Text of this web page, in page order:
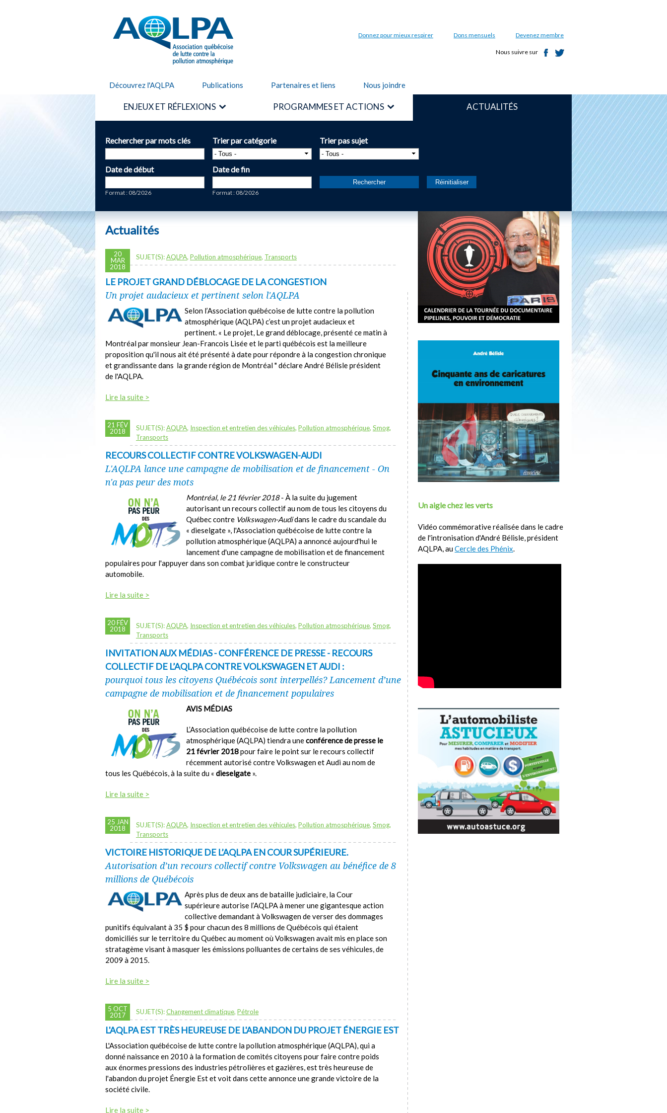
AQLPA Donnez pour mieux respirer Dons mensuels Devenez membre
Nous suivre sur
Découvrez l'AQLPA Publications Partenaires et liens Nous joindre
ENJEUX ET RÉFLEXIONS PROGRAMMES ET ACTIONS ACTUALITÉS
Rechercher par mots clés Trier par catégorie Trier pas sujet
Date de début
Format : 08/2026
Date de fin
Format : 08/2026
Actualités
20
MAR
2018
SUJET(S):AQLPA, Pollution atmosphérique, Transports
LE PROJET GRAND DÉBLOCAGE DE LA CONGESTION
Un projet audacieux et pertinent selon l'AQLPA
Selon l’Association québécoise de lutte contre la pollution
atmosphérique (AQLPA) c’est un projet audacieux et
pertinent. « Le projet, Le grand déblocage, présenté ce matin à
Montréal par monsieur Jean-Francois Lisée et le parti québécois est la meilleure
proposition qu'il nous ait été présenté à date pour répondre à la congestion chronique
et grandissante dans la grande région de Montréal " déclare André Bélisle président
de l'AQLPA.
Lire la suite >
21 FÉV
2018
SUJET(S):AQLPA, Inspection et entretien des véhicules, Pollution atmosphérique, Smog,
Transports
RECOURS COLLECTIF CONTRE VOLKSWAGEN-AUDI
L'AQLPA lance une campagne de mobilisation et de financement - On
n'a pas peur des mots
Montréal, le 21 février 2018- À la suite du jugement
autorisant un recours collectif au nom de tous les citoyens du
Québec contre Volkswagen-Audidans le cadre du scandale du
« dieselgate », l'Association québécoise de lutte contre la
pollution atmosphérique (AQLPA) a annoncé aujourd'hui le
lancement d'une campagne de mobilisation et de financement
populaires pour l'appuyer dans son combat juridique contre le constructeur
automobile.
Lire la suite >
20 FÉV
2018
SUJET(S):AQLPA, Inspection et entretien des véhicules, Pollution atmosphérique, Smog,
Transports
INVITATION AUX MÉDIAS - CONFÉRENCE DE PRESSE - RECOURS
COLLECTIF DE L’AQLPA CONTRE VOLKSWAGEN ET AUDI :
pourquoi tous les citoyens Québécois sont interpellés? Lancement d’une
campagne de mobilisation et de financement populaires
AVIS MÉDIAS
L’Association québécoise de lutte contre la pollution
atmosphérique (AQLPA) tiendra uneconférence de presse le
21 février 2018pour faire le point sur le recours collectif
récemment autorisé contre Volkswagen et Audi au nom de
tous les Québécois, à la suite du « dieselgate ».
Lire la suite >
25 JAN
2018
SUJET(S):AQLPA, Inspection et entretien des véhicules, Pollution atmosphérique, Smog,
Transports
VICTOIRE HISTORIQUE DE L’AQLPA EN COUR SUPÉRIEURE.
Autorisation d’un recours collectif contre Volkswagen au bénéfice de 8
millions de Québécois
Après plus de deux ans de bataille judiciaire, la Cour
supérieure autorise l’AQLPA à mener une gigantesque action
collective demandant à Volkswagen de verser des dommages
punitifs équivalant à 35 $ pour chacun des 8 millions de Québécois qui étaient
domiciliés sur le territoire du Québec au moment où Volkswagen avait mis en place son
stratagème visant à masquer les émissions polluantes de certains de ses véhicules, de
2009 à 2015.
Lire la suite >
5 OCT
2017
SUJET(S):Changement climatique, Pétrole
L'AQLPA EST TRÈS HEUREUSE DE L'ABANDON DU PROJET ÉNERGIE EST
L'Association québécoise de lutte contre la pollution atmosphérique (AQLPA), qui a
donné naissance en 2010 à la formation de comités citoyens pour faire contre poids
aux énormes pressions des industries pétrolières et gazières, est très heureuse de
l'abandon du projet Énergie Est et voit dans cette annonce une grande victoire de la
société civile.
Lire la suite >
Un aigle chez les verts
Vidéo commémorative réalisée dans le cadre
de l'intronisation d'André Bélisle, président
AQLPA, auCercle des Phénix.